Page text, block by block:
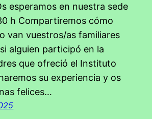
esperamos en nuestra sede
h Compartiremos cómo
van vuestros/as familiares
alguien participó en la
que ofreció el Instituto
su experiencia y os
felices…